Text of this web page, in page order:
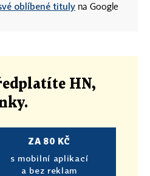
oblíbené tituly na Google
HN,
.
ZA 80 KČ
s mobilní aplikací
a bez reklam